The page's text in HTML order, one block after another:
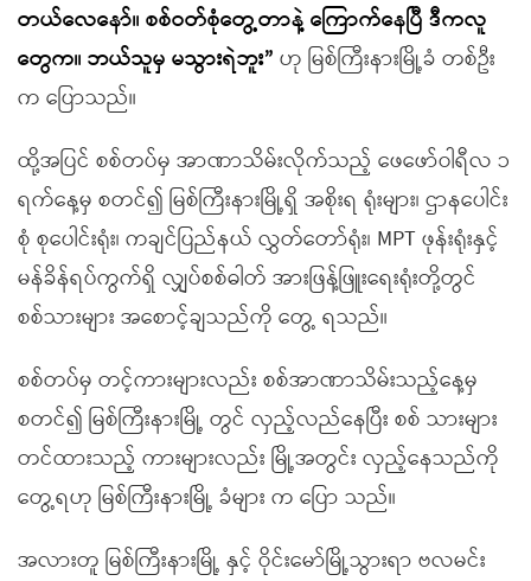
တယ်လေနော်။ စစ်ဝတ်စုံတွေ့တာနဲ့ ကြောက်နေပြီ ဒီကလူ
တွေက။ ဘယ်သူမှ မသွားရဲဘူး” ဟု မြစ်ကြီးနားမြို့ခံ တစ်ဦး
က ပြောသည်။
ထို့အပြင် စစ်တပ်မှ အာဏာသိမ်းလိုက်သည့် ဖေဖော်ဝါရီလ ၁
ရက်နေ့မှ စတင်၍ မြစ်ကြီးနားမြို့ရှိ အစိုးရ ရုံးများ၊ ဌာနပေါင်း
စုံ စုပေါင်းရုံး၊ ကချင်ပြည်နယ် လွှတ်တော်ရုံး၊ MPT ဖုန်းရုံးနှင့်
မန်ခိန်ရပ်ကွက်ရှိ လျှပ်စစ်ဓါတ် အားဖြန့်ဖြူးရေးရုံးတို့တွင်
စစ်သားများ အစောင့်ချသည်ကို တွေ့ ရသည်။
စစ်တပ်မှ တင့်ကားများလည်း စစ်အာဏာသိမ်းသည့်နေ့မှ
စတင်၍ မြစ်ကြီးနားမြို့ တွင် လှည့်လည်နေပြီး စစ် သားများ
တင်ထားသည့် ကားများလည်း မြို့အတွင်း လှည့်နေသည်ကို
တွေ့ရဟု မြစ်ကြီးနားမြို့ ခံများ က ပြော သည်။
အလားတူ မြစ်ကြီးနားမြို့ နှင့် ဝိုင်းမော်မြို့သွားရာ ဗလမင်း